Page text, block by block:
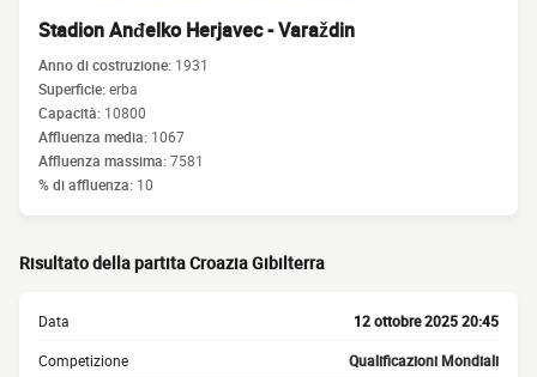
Stadion Anđelko Herjavec - Varaždin
Anno di costruzione: 1931
Superficie:erba
Capacità: 10800
Affluenza media: 1067
Affluenza massima:7581
% di affluenza: 10
Risultato della partita Croazia Gibilterra
Data 12 ottobre 2025 20:45
Competizione Qualificazioni Mondiali